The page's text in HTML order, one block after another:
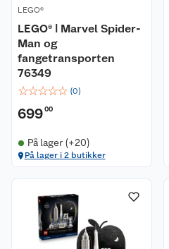
LEGO®
LEGO® ǀ Marvel Spider-
Man og
fangetransporten
76349
☆☆☆☆☆ (0)
69900
På lager (+20)
På lager i 2 butikker